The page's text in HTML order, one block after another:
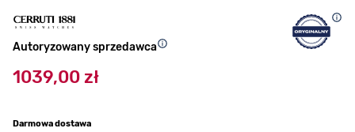
Autoryzowany sprzedawca
1039,00 zł
Darmowa dostawa